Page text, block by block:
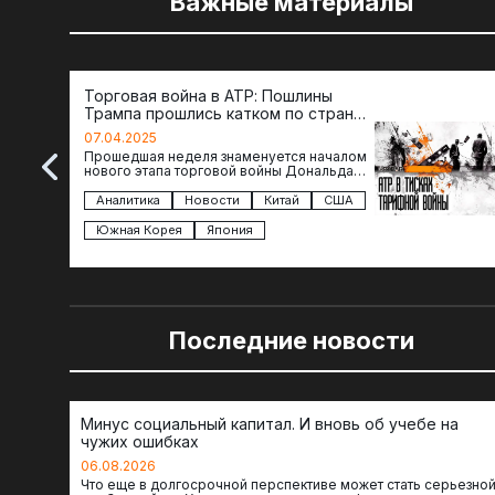
Торговая война в АТР: Пошлины
Трампа прошлись катком по странам
региона
07.04.2025
Прошедшая неделя знаменуется началом
нового этапа торговой войны Дональда
импорта из более 100 стран…
Аналитика Новости Китай
США
Южная Корея
Япония
Последние новости
Минус социальный капитал. И вновь об учебе на
чужих ошибках
06.08.2026
Что еще в долгосрочной перспективе может стать серьезной